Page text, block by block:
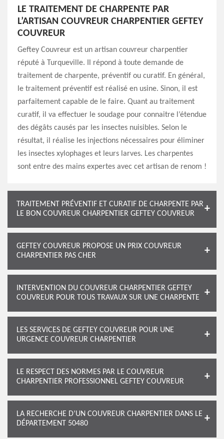
LE TRAITEMENT DE CHARPENTE PAR
L’ARTISAN COUVREUR CHARPENTIER GEFTEY
COUVREUR
Geftey Couvreur est un artisan couvreur charpentier
réputé à Turqueville. Il répond à toute demande de
traitement de charpente, préventif ou curatif. En général,
le traitement préventif est réalisé en usine. Sinon, il est
parfaitement capable de le faire. Quant au traitement
curatif, il va effectuer le soudage pour connaitre l’étendue
des dégâts causés par les insectes nuisibles. Selon le
résultat, il réalise les injections nécessaires pour éliminer
les insectes xylophages et leurs larves. Les charpentes
sont entre des mains expertes avec cet artisan de renom !
TRAITEMENT PRÉVENTIF ET CURATIF DE CHARPENTE PAR
LE BON COUVREUR CHARPENTIER GEFTEY COUVREUR
GEFTEY COUVREUR PROPOSE UN PRIX COUVREUR
CHARPENTIER PAS CHER
INTERVENTION DU COUVREUR CHARPENTIER GEFTEY
COUVREUR POUR TOUS TRAVAUX SUR UNE CHARPENTE
LES SERVICES DE GEFTEY COUVREUR POUR UNE
URGENCE COUVREUR CHARPENTIER
LE RESPECT DES NORMES PAR LE COUVREUR
CHARPENTIER PROFESSIONNEL GEFTEY COUVREUR
LA RECHERCHE D’UN COUVREUR CHARPENTIER DANS LE
DÉPARTEMENT 50480